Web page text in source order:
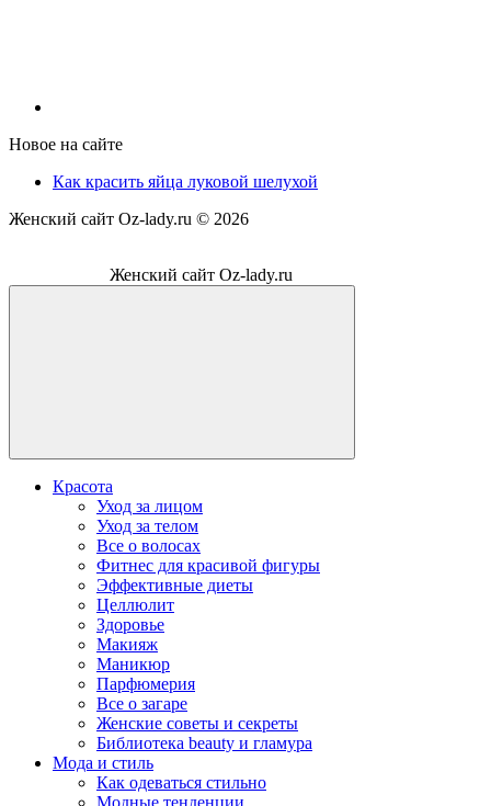
Новое на сайте
Как красить яйца луковой шелухой
Женский сайт Oz-lady.ru © 2026
Женский сайт Oz-lady.ru
Красота
Уход за лицом
Уход за телом
Все о волосах
Фитнес для красивой фигуры
Эффективные диеты
Целлюлит
Здоровье
Макияж
Маникюр
Парфюмерия
Все о загаре
Женские советы и секреты
Библиотека beauty и гламура
Мода и стиль
Как одеваться стильно